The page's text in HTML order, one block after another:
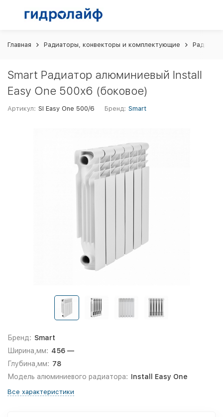
Главная Радиаторы, конвекторы и комплектующие
Smart Радиатор алюминиевый Install
Easy One 500х6 (боковое)
Артикул: SI Easy One 500/6 Бренд: Smart
Бренд: Smart
Ширина,мм: 456 —
Глубина,мм: 78
Модель алюминиевого радиатора: Install Easy One
Все характеристики